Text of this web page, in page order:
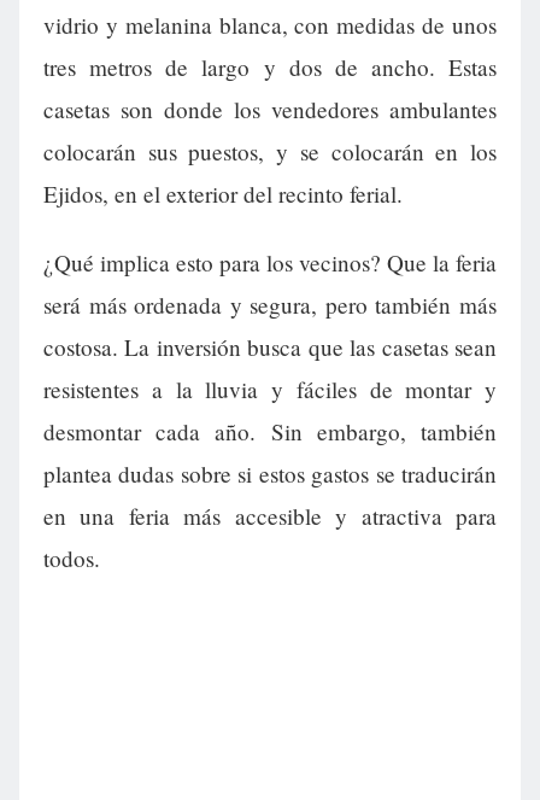
vidrio y melanina blanca, con medidas de unos
tres metros de largo y dos de ancho. Estas
casetas son donde los vendedores ambulantes
colocarán sus puestos, y se colocarán en los
Ejidos, en el exterior del recinto ferial.
¿Qué implica esto para los vecinos? Que la feria
será más ordenada y segura, pero también más
costosa. La inversión busca que las casetas sean
resistentes a la lluvia y fáciles de montar y
desmontar cada año. Sin embargo, también
plantea dudas sobre si estos gastos se traducirán
en una feria más accesible y atractiva para
todos.